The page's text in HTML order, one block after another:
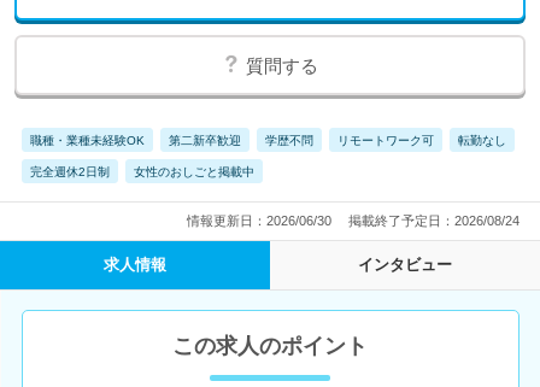
質問する
職種・業種未経験OK 第二新卒歓迎 学歴不問 リモートワーク可 転勤なし
完全週休2日制 女性のおしごと掲載中
情報更新日：2026/06/30 掲載終了予定日：2026/08/24
求人情報 インタビュー
この求人のポイント